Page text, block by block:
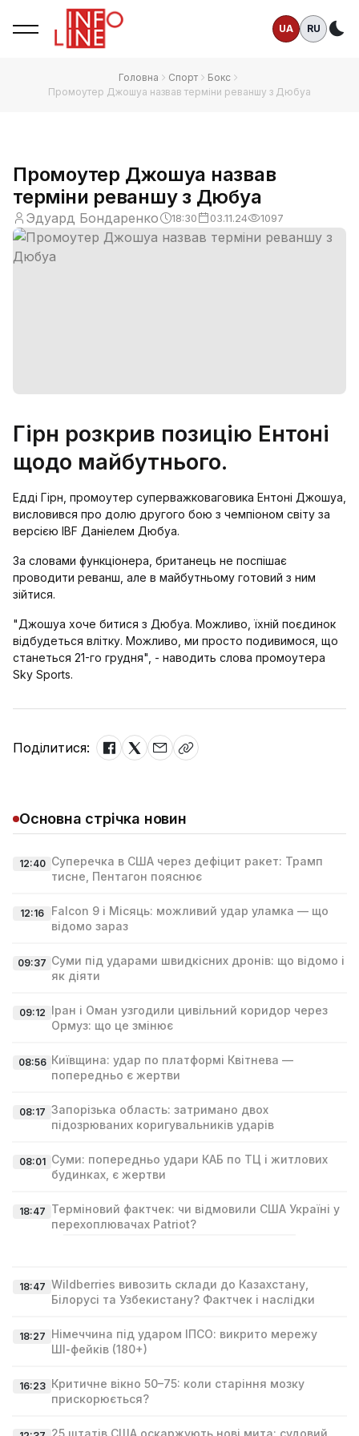
UA RU
Головна Спорт
Бокс
Промоутер Джошуа назвав терміни реваншу з Дюбуа
Промоутер Джошуа назвав
терміни реваншу з Дюбуа
Эдуард Бондаренко 18:30 03.11.24 1097
Гірн розкрив позицію Ентоні
щодо майбутнього.
Едді Гірн, промоутер суперважковаговика Ентоні Джошуа,
висловився про долю другого бою з чемпіоном світу за
версією IBF Даніелем Дюбуа.
За словами функціонера, британець не поспішає
проводити реванш, але в майбутньому готовий з ним
зійтися.
"Джошуа хоче битися з Дюбуа. Можливо, їхній поєдинок
відбудеться влітку. Можливо, ми просто подивимося, що
станеться 21-го грудня", - наводить слова промоутера
Sky Sports.
Поділитися:
Основна стрічка новин
12:40 Суперечка в США через дефіцит ракет: Трамп
тисне, Пентагон пояснює
12:16
Falcon 9 і Місяць: можливий удар уламка — що
відомо зараз
09:37 Суми під ударами швидкісних дронів: що відомо і
як діяти
09:12 Іран і Оман узгодили цивільний коридор через
Ормуз: що це змінює
08:56 Київщина: удар по платформі Квітнева —
попередньо є жертви
08:17 Запорізька область: затримано двох
підозрюваних коригувальників ударів
08:01 Суми: попередньо удари КАБ по ТЦ і житлових
будинках, є жертви
18:47 Терміновий фактчек: чи відмовили США Україні у
перехоплювачах Patriot?
18:47 Wildberries вивозить склади до Казахстану,
Білорусі та Узбекистану? Фактчек і наслідки
18:27 Німеччина під ударом ІПСО: викрито мережу
ШІ‑фейків (180+)
16:23 Критичне вікно 50–75: коли старіння мозку
прискорюється?
25 штатів США оскаржують нові мита: судовий